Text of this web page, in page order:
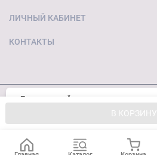
В КОРЗИНУ
ЛИЧНЫЙ КАБИНЕТ
КОНТАКТЫ
Пользуясь сайтом, вы соглашаетесь с